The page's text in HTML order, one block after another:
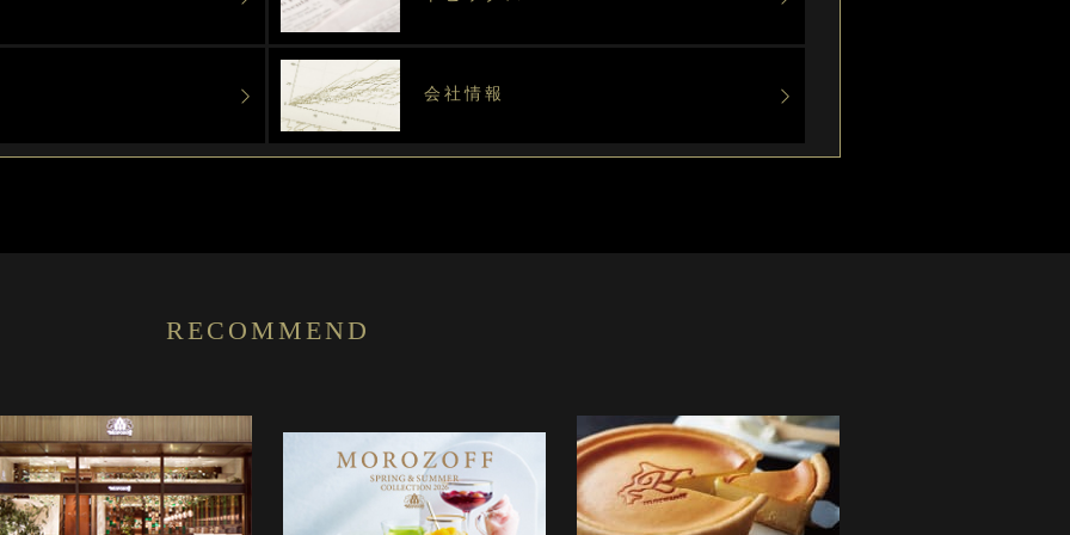
会社情報
RECOMMEND